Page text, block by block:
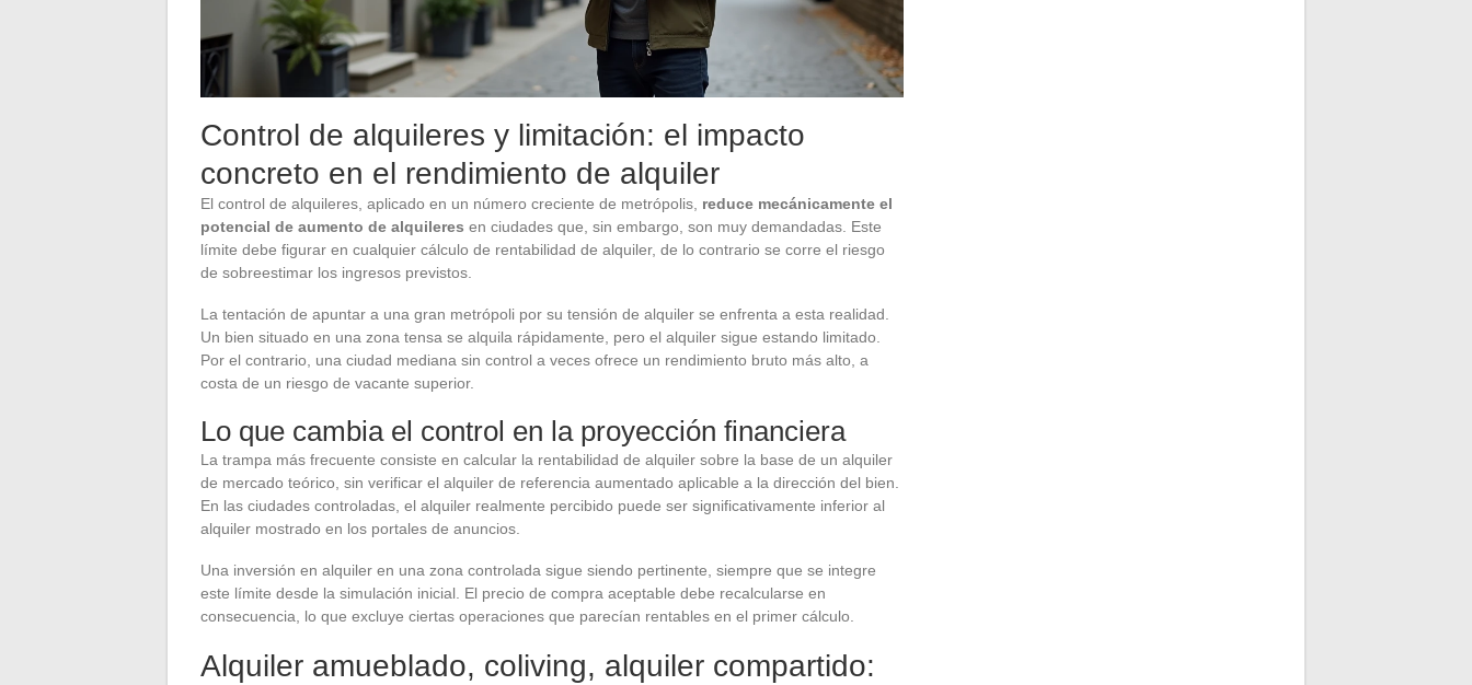
Control de alquileres y limitación: el impacto
concreto en el rendimiento de alquiler
El control de alquileres, aplicado en un número creciente de metrópolis, reduce mecánicamente el
potencial de aumento de alquileres en ciudades que, sin embargo, son muy demandadas. Este
límite debe figurar en cualquier cálculo de rentabilidad de alquiler, de lo contrario se corre el riesgo
de sobreestimar los ingresos previstos.
La tentación de apuntar a una gran metrópoli por su tensión de alquiler se enfrenta a esta realidad.
Un bien situado en una zona tensa se alquila rápidamente, pero el alquiler sigue estando limitado.
Por el contrario, una ciudad mediana sin control a veces ofrece un rendimiento bruto más alto, a
costa de un riesgo de vacante superior.
Lo que cambia el control en la proyección financiera
La trampa más frecuente consiste en calcular la rentabilidad de alquiler sobre la base de un alquiler
de mercado teórico, sin verificar el alquiler de referencia aumentado aplicable a la dirección del bien.
En las ciudades controladas, el alquiler realmente percibido puede ser significativamente inferior al
alquiler mostrado en los portales de anuncios.
Una inversión en alquiler en una zona controlada sigue siendo pertinente, siempre que se integre
este límite desde la simulación inicial. El precio de compra aceptable debe recalcularse en
consecuencia, lo que excluye ciertas operaciones que parecían rentables en el primer cálculo.
Alquiler amueblado, coliving, alquiler compartido: